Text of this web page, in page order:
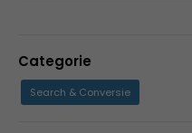
Categorie
Search & Conversie